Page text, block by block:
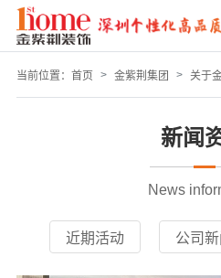
当前位置： 首页 金紫荆集团 关于
新闻
News
近期活动 公司新